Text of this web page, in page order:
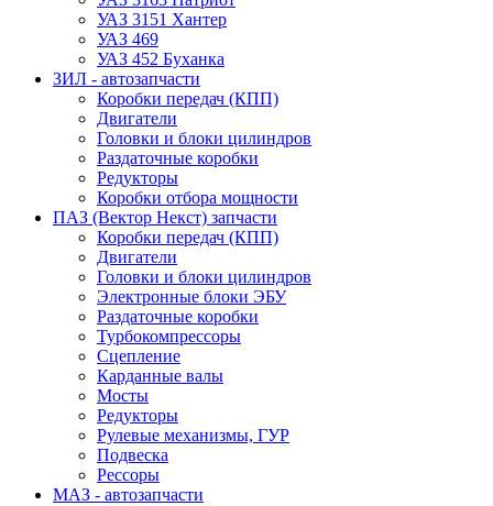
УАЗ 3151 Хантер
УАЗ 469
УАЗ 452 Буханка
ЗИЛ - автозапчасти
Коробки передач (КПП)
Двигатели
Головки и блоки цилиндров
Раздаточные коробки
Редукторы
Коробки отбора мощности
ПАЗ (Вектор Некст) запчасти
Коробки передач (КПП)
Двигатели
Головки и блоки цилиндров
Электронные блоки ЭБУ
Раздаточные коробки
Турбокомпрессоры
Сцепление
Карданные валы
Мосты
Редукторы
Рулевые механизмы, ГУР
Подвеска
Рессоры
МАЗ - автозапчасти